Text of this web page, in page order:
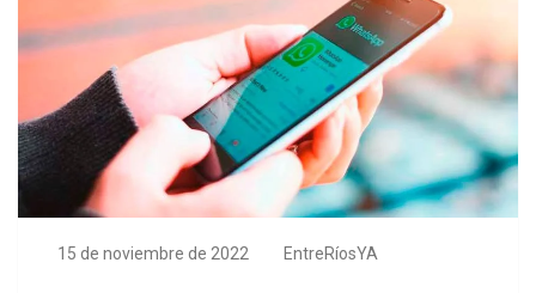
15 de noviembre de 2022 EntreRíosYA